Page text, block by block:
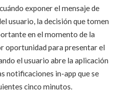
exponer el mensaje de
usuario, la decisión que tomen
en el momento de la
oportunidad para presentar el
el usuario abre la aplicación
notificaciones in-app que se
cinco minutos.